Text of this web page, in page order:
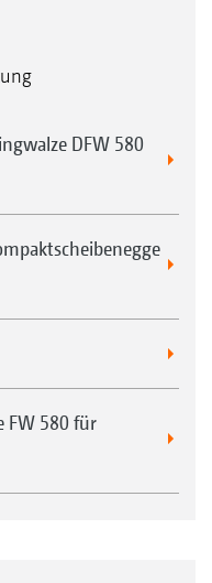
DFW 580
FW 580 für